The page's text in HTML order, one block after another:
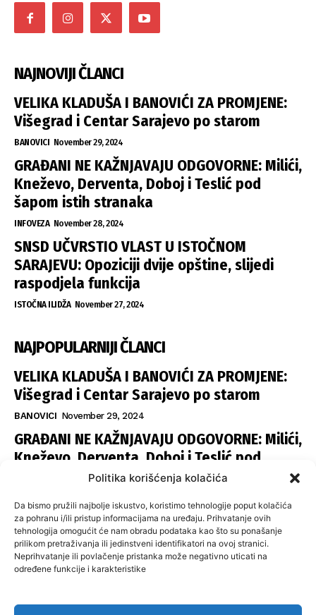
Politika korišćenja kolačića
Da bismo pružili najbolje iskustvo, koristimo tehnologije poput kolačića
za pohranu i/ili pristup informacijama na uređaju. Prihvatanje ovih
tehnologija omogućit će nam obradu podataka kao što su ponašanje
prilikom pretraživanja ili jedinstveni identifikatori na ovoj stranici.
Neprihvatanje ili povlačenje pristanka može negativno uticati na
određene funkcije i karakteristike
NAJNOVIJI ČLANCI
VELIKA KLADUŠA I BANOVIĆI ZA PROMJENE:
Višegrad i Centar Sarajevo po starom
BANOVICI November 29, 2024
GRAĐANI NE KAŽNJAVAJU ODGOVORNE: Milići,
Kneževo, Derventa, Doboj i Teslić pod
šapom istih stranaka
INFOVEZA November 28, 2024
SNSD UČVRSTIO VLAST U ISTOČNOM
SARAJEVU: Opoziciji dvije opštine, slijedi
raspodjela funkcija
ISTOČNA ILIDŽA November 27, 2024
NAJPOPULARNIJI ČLANCI
VELIKA KLADUŠA I BANOVIĆI ZA PROMJENE:
Višegrad i Centar Sarajevo po starom
BANOVICI November 29, 2024
GRAĐANI NE KAŽNJAVAJU ODGOVORNE: Milići,
Kneževo, Derventa, Doboj i Teslić pod
šapom istih stranaka
SNSD UČVRSTIO VLAST U ISTOČNOM
SARAJEVU: Opoziciji dvije opštine, slijedi
raspodjela funkcija